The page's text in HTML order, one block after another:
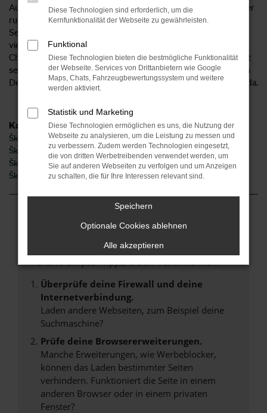
Autohaus Liebe entscheiden, kommen Sie in den Genuss einer
rundum kompetenten Beratung und eines umfangreichen
Services. Als Anbieter für den Škoda Octavia sind wir seit
vielen Jahren auch für unsere Kundinnen und Kunden aus
Chemnitz und Umgebung tätig. Unser Unternehmen existiert
seit 1954 und ist mittlerweile an sechs Standorten im Herzen
Deutschlands und 2 Standorten in Norddeutschland für Sie da.
Kategorie
Škoda Octavia Gebrauchtwagen Chemnitz
Škoda Octavia Neuwagen Chemnitz
Škoda Octavia Jahreswagen Chemnitz
Škoda Octavia Chemnitz
Fehler: Network Error
Beim Laden ist ein Fehler aufgetreten.
Hier sind ein paar Tipps, die dir helfen können:
Überprüfe deine Firewall und deine
Internetverbindung.
Laden andere Webseiten, zum Beispiel deine
Suchmaschine?
Prüfe deine Browsererweiterungen.
Manche Erweiterungen, wie Werbeblocker,
können das Laden bestimmter Seiten
verhindern. Funktioniert die Seite in einem
anderen Browser oder in einem privaten
Fenster?
Diese Technologien sind erforderlich, um die
Kernfunktionalität der Webseite zu gewährleisten.
Funktional
Diese Technologien bieten die bestmögliche Funktionalität
der Webseite. Services von Drittanbietern wie Google
Maps, Chats, Fahrzeugbewertungssystem und weitere
werden aktiviert.
Statistik und Marketing
Diese Technologien ermöglichen es uns, die Nutzung der
Webseite zu analysieren, um die Leistung zu messen und
zu verbessern. Zudem werden Technologien eingesetzt,
die von dritten Werbetreibenden verwendet werden, um
Sie auf anderen Webseiten zu verfolgen und um Anzeigen
zu schalten, die für Ihre Interessen relevant sind.
Speichern
Optionale Cookies ablehnen
Alle akzeptieren